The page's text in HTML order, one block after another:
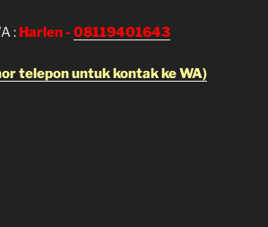
: Harlen - 08119401643
telepon untuk kontak ke WA)